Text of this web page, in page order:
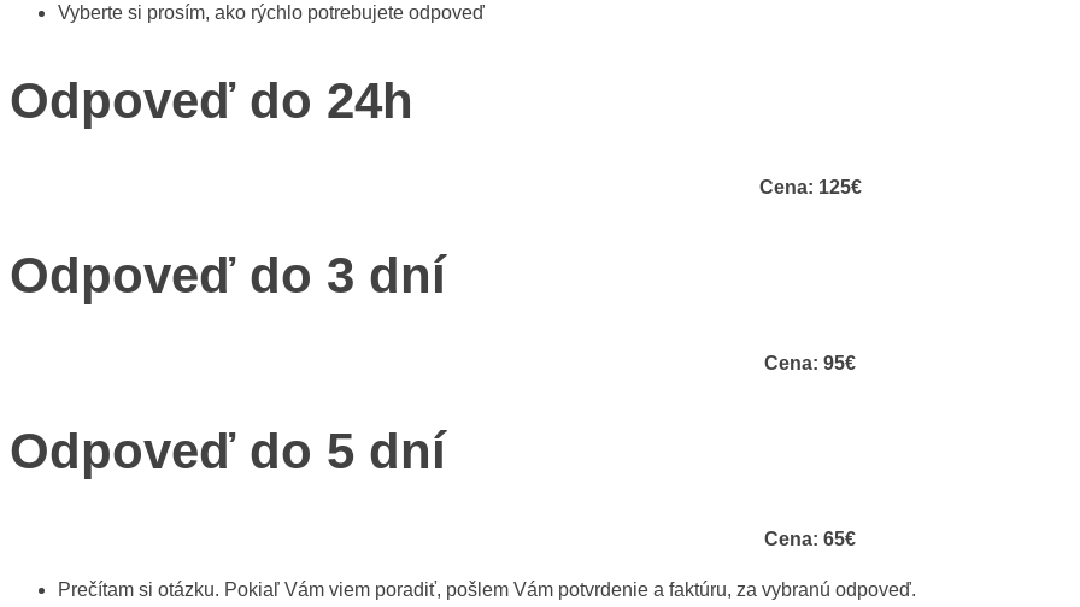
Vyberte si prosím, ako rýchlo potrebujete odpoveď
Odpoveď do 24h
Cena: 125€
Odpoveď do 3 dní
Cena: 95€
Odpoveď do 5 dní
Cena: 65€
Prečítam si otázku. Pokiaľ Vám viem poradiť, pošlem Vám potvrdenie a faktúru, za vybranú odpoveď.